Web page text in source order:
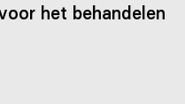
het behandelen